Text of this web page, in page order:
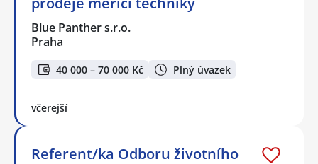
Blue Panther s.r.o.
Praha
40 000 – 70 000 Kč Plný úvazek
včerejší
Referent/ka Odboru životního